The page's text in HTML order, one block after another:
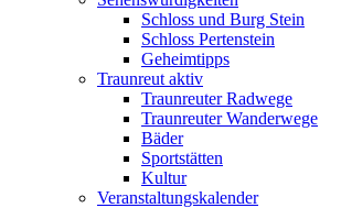
Schloss und Burg Stein
Schloss Pertenstein
Geheimtipps
Traunreut aktiv
Traunreuter Radwege
Traunreuter Wanderwege
Bäder
Sportstätten
Kultur
Veranstaltungskalender